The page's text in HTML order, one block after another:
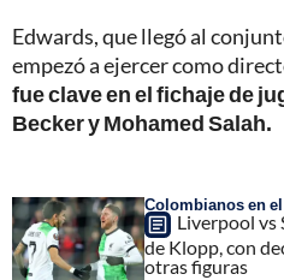
Edwards, que llegó al
empezó a ejercer como
fue clave en el fichaje de
Becker y Mohamed Salah.
Colombianos en
Liverpool vs
de Klopp, con
otras figuras